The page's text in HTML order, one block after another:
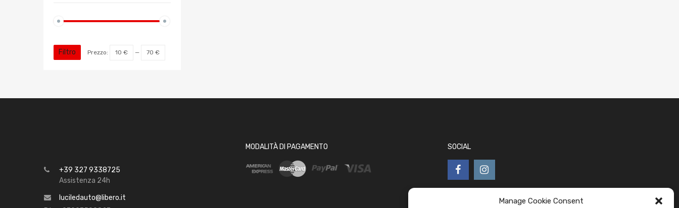
Manage Cookie Consent
Filtro Prezzo: 10 € — 70 €
+39 327 9338725
Assistenza 24h
luciledauto@libero.it
MODALITÀ DI PAGAMENTO SOCIAL